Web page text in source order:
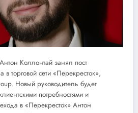
Коллонтай занял пост
в торговой сети «Перекресток»,
Новый руководитель будет
потребностями и
в «Перекресток» Антон